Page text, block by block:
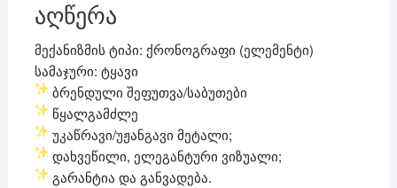
აღწერა
მექანიზმის ტიპი: ქრონოგრაფი (ელემენტი)
სამაჯური: ტყავი
ბრენდული შეფუთვა/საბუთები
წყალგამძლე
უკაწრავი/უჟანგავი მეტალი;
დახვეწილი, ელეგანტური ვიზუალი;
გარანტია და განვადება.